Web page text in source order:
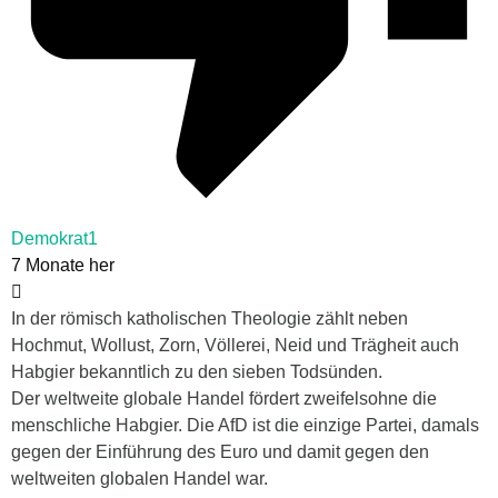
Demokrat1
7 Monate her
In der römisch katholischen Theologie zählt neben
Hochmut, Wollust, Zorn, Völlerei, Neid und Trägheit auch
Habgier bekanntlich zu den sieben Todsünden.
Der weltweite globale Handel fördert zweifelsohne die
menschliche Habgier. Die AfD ist die einzige Partei, damals
gegen der Einführung des Euro und damit gegen den
weltweiten globalen Handel war.